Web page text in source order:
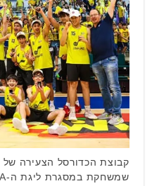
קבוצת הכדורסל הצעירה של